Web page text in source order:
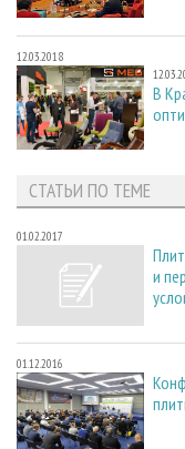
12.03.2018
В
СТАТЬИ ПО ТЕМЕ
01.02.2017
и
01.12.2016